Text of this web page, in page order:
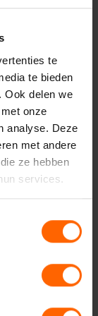
te
te bieden
Ook delen we
onze
analyse. Deze
met andere
ze hebben
services.
en de
(MFC)
op het
en oplichting;